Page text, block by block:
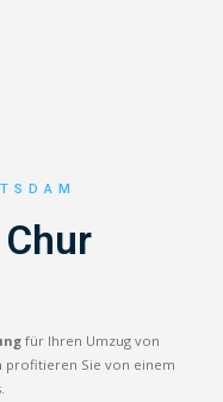
für Ihren Umzug von
profitieren Sie von einem